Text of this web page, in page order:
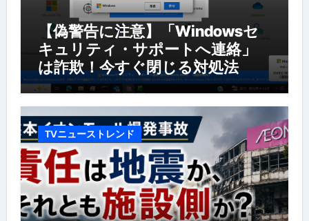
【偽警告に注意】「Windowsセ
キュリティ・サポートへ連絡」
は詐欺！今すぐ閉じる対処法
TVニューストレンド